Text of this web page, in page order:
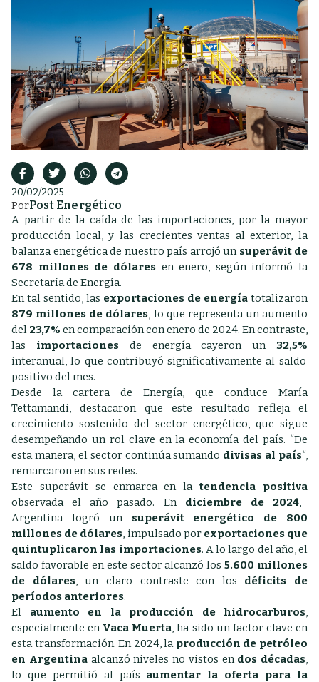
20/02/2025
PorPost Energético
A partir de la caída de las importaciones, por la mayor
producción local, y las crecientes ventas al exterior, la
balanza energética de nuestro país arrojó un superávit de
678 millones de dólaresen enero, según informó la
Secretaría de Energía.
En tal sentido, las exportaciones de energía totalizaron
879 millones de dólares, lo que representa un aumento
del 23,7% en comparación con enero de 2024. En contraste,
las importacionesde energía cayeron un32,5%
interanual, lo que contribuyó significativamente al saldo
positivo del mes.
Desde la cartera de Energía, que conduce María
Tettamandi, destacaron que este resultado refleja el
crecimiento sostenido del sector energético, que sigue
desempeñando un rol clave en la economía del país. “De
esta manera, el sector continúa sumando divisas al país“,
remarcaron en sus redes.
Este superávit se enmarca en latendencia positiva
observada el año pasado. En diciembre de 2024,
Argentina logró un superávit energético de 800
millones de dólares, impulsado por exportaciones que
quintuplicaron las importaciones. A lo largo del año, el
saldo favorable en este sector alcanzó los5.600 millones
de dólares, un claro contraste con los déficits de
períodos anteriores.
El aumento en la producción de hidrocarburos,
especialmente en Vaca Muerta, ha sido un factor clave en
esta transformación. En 2024, la producción de petróleo
en Argentinaalcanzó niveles no vistos en dos décadas,
lo que permitió al país aumentar la oferta para la